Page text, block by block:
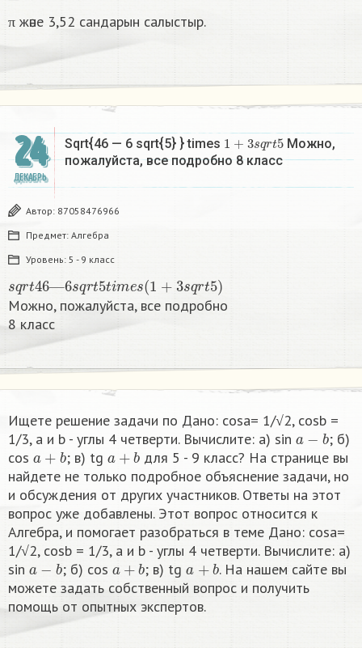
π және 3,52 сандарын салыстыр.
24
ДЕКАБРЬ
Sqrt{46 — 6 sqrt{5} } times 1+3sqrt5 Можно,
пожалуйста, все подробно 8 класс​
Автор: 87058476966
Предмет: Алгебра
Уровень: 5 - 9 класс
t 46 6 t5t im 1+ q )
Можно, пожалуйста, все подробно
8 класс​
Ищете решение задачи по Дано: cosa= 1/√2, cosb =
1/3, a и b - углы 4 четверти. Вычислите: а) sin a−b ; б)
cos a+b ; в) tg a+b
​ для 5 - 9 класс? На странице вы
найдете не только подробное объяснение задачи, но
и обсуждения от других участников. Ответы на этот
вопрос уже добавлены. Этот вопрос относится к
Алгебра, и помогает разобраться в теме Дано: cosa=
1/√2, cosb = 1/3, a и b - углы 4 четверти. Вычислите: а)
sin a− b ; б) cos a+ b ; в) tga+b ​. На нашем сайте вы
можете задать собственный вопрос и получить
помощь от опытных экспертов.